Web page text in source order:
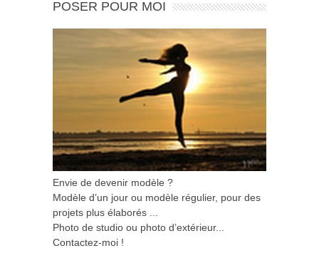
POSER POUR MOI
Envie de devenir modèle ?
Modèle d’un jour ou modèle régulier, pour des
projets plus élaborés ...
Photo de studio ou photo d’extérieur...
Contactez-moi !